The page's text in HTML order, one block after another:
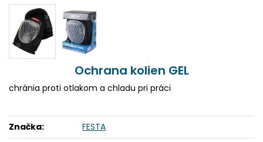
Ochrana kolien GEL
chránia proti otlakom a chladu pri práci
Značka:
FESTA